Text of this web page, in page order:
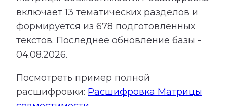
включает13 тематических разделов и
формируется из 678 подготовленных
текстов. Последнее обновление базы -
04.08.2026.
Посмотреть пример полной
расшифровки: Расшифровка Матрицы